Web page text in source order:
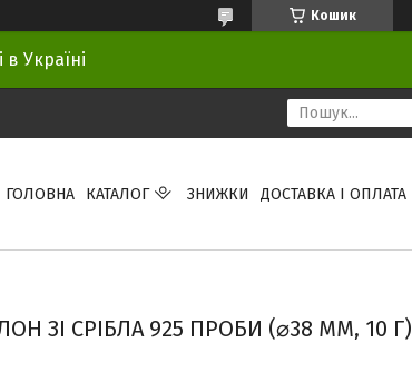
Кошик
Україні
ГОЛОВНА КАТАЛОГ ЗНИЖКИ ДОСТАВКА І ОПЛАТА
ЗІ СРІБЛА 925 ПРОБИ (⌀38 ММ, 10 Г)